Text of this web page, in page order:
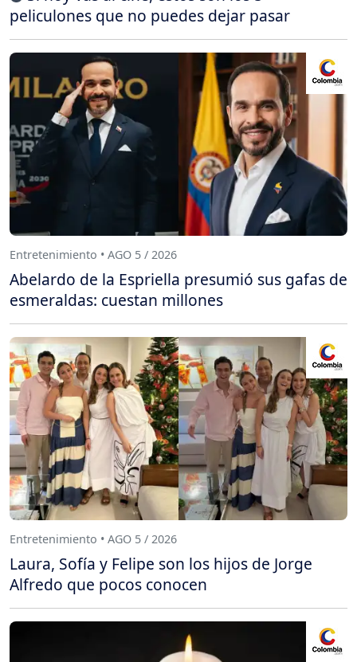
peliculones que no puedes dejar pasar
Entretenimiento • AGO 5 / 2026
Abelardo de la Espriella presumió sus gafas de
esmeraldas: cuestan millones
Entretenimiento • AGO 5 / 2026
Laura, Sofía y Felipe son los hijos de Jorge
Alfredo que pocos conocen